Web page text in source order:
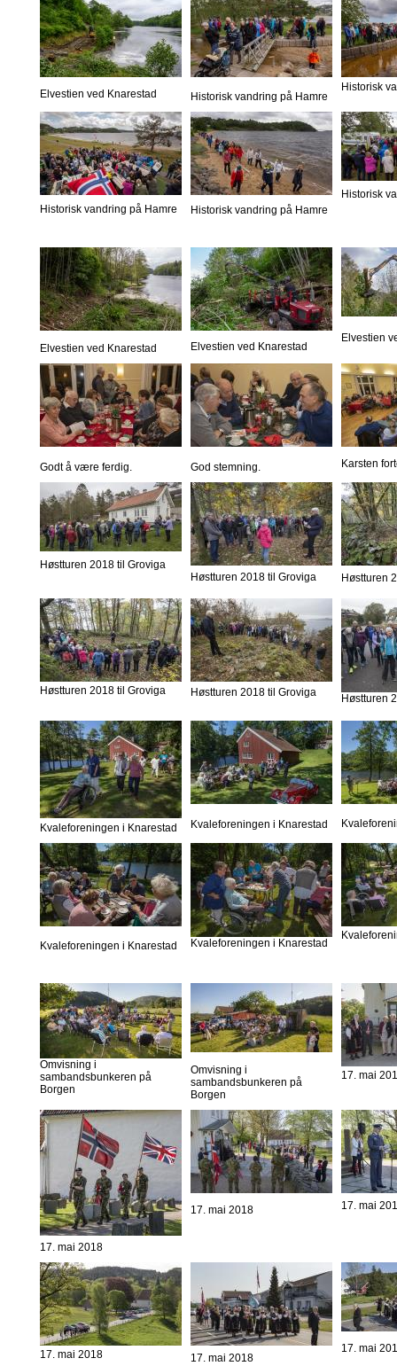
Elvestien ved Knarestad Historisk vandring på Hamre
Historisk
Historisk vandring på Hamre Historisk vandring på Hamre
Historisk
Elvestien ved Knarestad Elvestien ved Knarestad
Elvestien
Godt å være ferdig. God stemning. Karsten
Høstturen 2018 til Groviga
Høstturen 2018 til Groviga
Høstturen
Høstturen 2018 til Groviga Høstturen 2018 til Groviga Høstturen
Kvaleforeningen i Knarestad Kvaleforeningen i Knarestad
Kvaleforeningen i Knarestad Kvaleforeningen i Knarestad
Omvisning i
sambandsbunkeren på
Borgen
Omvisning i
sambandsbunkeren på
Borgen
17. mai
17. mai 2018
17. mai 2018 17. mai
17. mai 2018 17. mai 2018
17. mai